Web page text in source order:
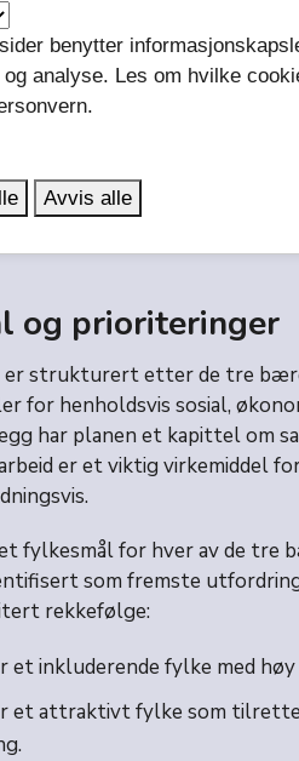
hvilkeregionale planer
i fireårsperioden 2024 -
vil derfor skje i forbindelse
første plan
vil målstrukturen danne
blir en rød tråd fra plan til
og prioriteringer
strukturert etter de tre
for henholdsvis sosial,
har planen et kapittel om
er et viktig virkemiddel
fylkesmål for hver av de tre
som fremste
rekkefølge:
et inkluderende fylke med
et attraktivt fylke som
benytter
analyse. Les om hvilke
Avvis alle